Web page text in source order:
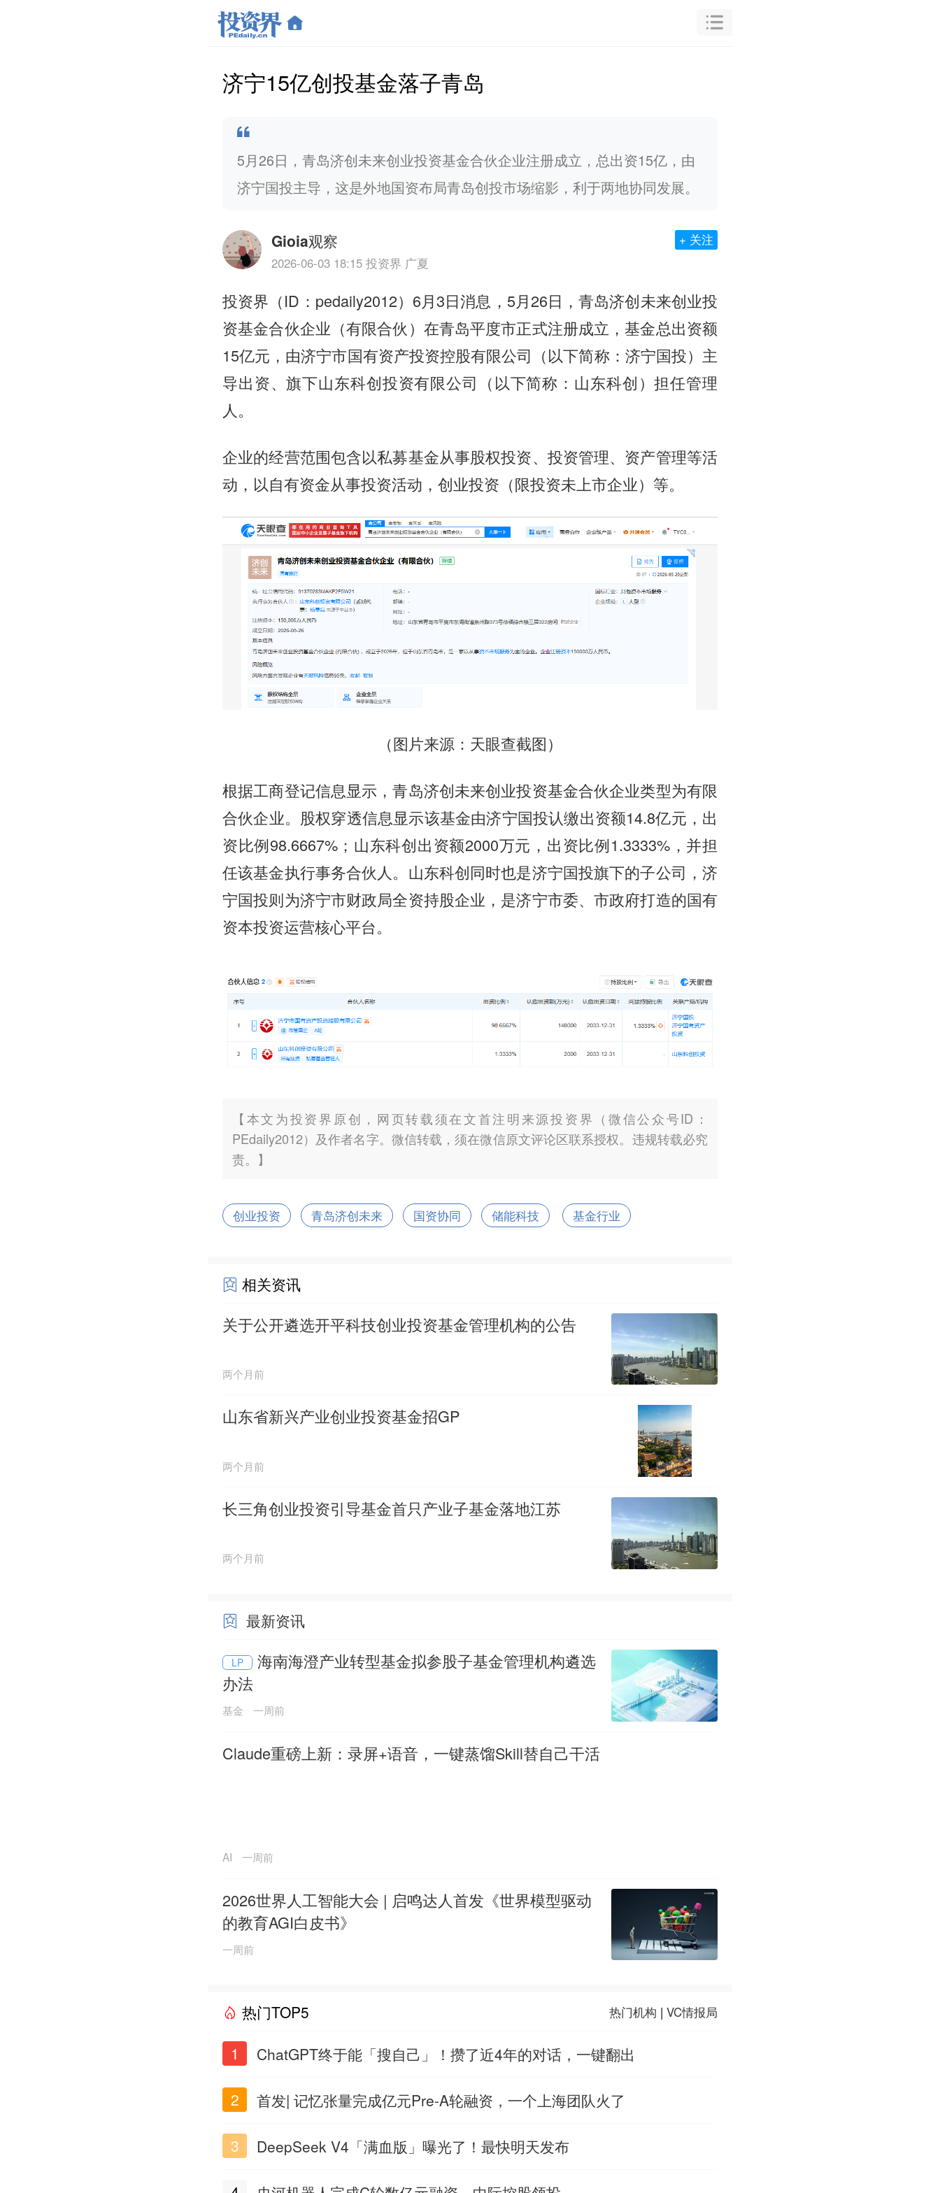
济宁15亿创投基金落子青岛
5月26日，青岛济创未来创业投资基金合伙企业注册成立，总出资15亿，由
济宁国投主导，这是外地国资布局青岛创投市场缩影，利于两地协同发展。
Gioia观察
2026-06-03 18:15 投资界 广夏
+ 关注
投资界（ID：pedaily2012）6月3日消息，5月26日，青岛济创未来创业投
资基金合伙企业（有限合伙）在青岛平度市正式注册成立，基金总出资额
15亿元，由济宁市国有资产投资控股有限公司（以下简称：济宁国投）主
导出资、旗下山东科创投资有限公司（以下简称：山东科创）担任管理
人。
企业的经营范围包含以私募基金从事股权投资、投资管理、资产管理等活
动，以自有资金从事投资活动，创业投资（限投资未上市企业）等。
（图片来源：天眼查截图）
根据工商登记信息显示，青岛济创未来创业投资基金合伙企业类型为有限
合伙企业。股权穿透信息显示该基金由济宁国投认缴出资额14.8亿元，出
资比例98.6667%；山东科创出资额2000万元，出资比例1.3333%，并担
任该基金执行事务合伙人。山东科创同时也是济宁国投旗下的子公司，济
宁国投则为济宁市财政局全资持股企业，是济宁市委、市政府打造的国有
资本投资运营核心平台。
【本文为投资界原创，网页转载须在文首注明来源投资界（微信公众号ID：
PEdaily2012）及作者名字。微信转载，须在微信原文评论区联系授权。违规转载必究
责。】
创业投资 青岛济创未来 国资协同 储能科技 基金行业
相关资讯
关于公开遴选开平科技创业投资基金管理机构的公告
两个月前
山东省新兴产业创业投资基金招GP
两个月前
长三角创业投资引导基金首只产业子基金落地江苏
两个月前
最新资讯
LP
海南海澄产业转型基金拟参股子基金管理机构遴选
办法
基金 一周前
Claude重磅上新：录屏+语音，一键蒸馏Skill替自己干活
AI 一周前
2026世界人工智能大会 | 启鸣达人首发《世界模型驱动
的教育AGI白皮书》
一周前
热门TOP5 热门机构 | VC情报局
1 ChatGPT终于能「搜自己」！攒了近4年的对话，一键翻出
2 首发| 记忆张量完成亿元Pre-A轮融资，一个上海团队火了
3 DeepSeek V4「满血版」曝光了！最快明天发布